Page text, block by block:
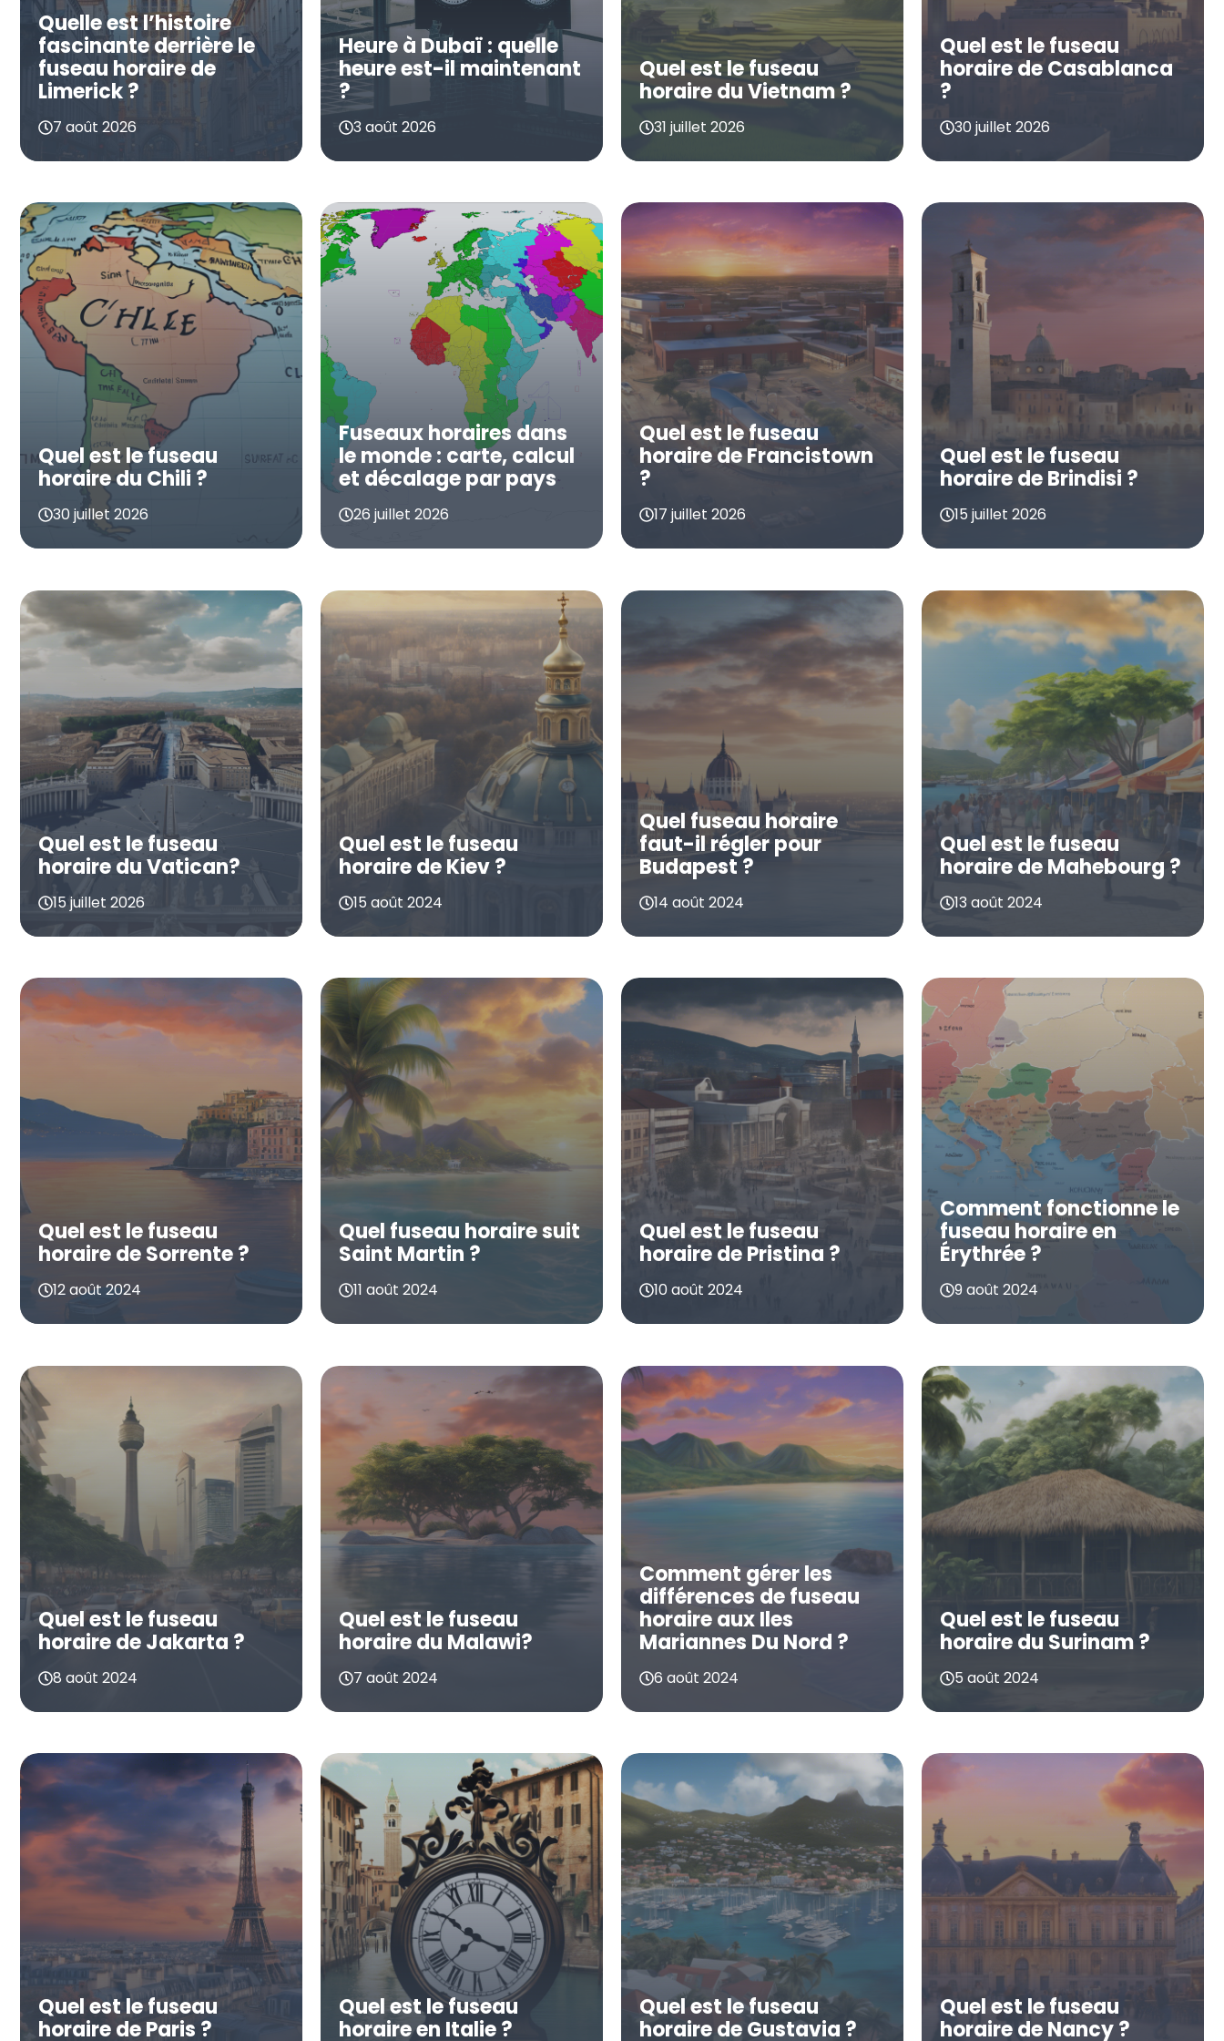
Quelle est l’histoire
fascinante derrière le
fuseau horaire de
Limerick ?
7 août 2026
Heure à Dubaï : quelle
heure est-il maintenant
?
3 août 2026
Quel est le fuseau
horaire du Vietnam ?
31 juillet 2026
Quel est le fuseau
horaire de Casablanca
?
30 juillet 2026
Quel est le fuseau
horaire du Chili ?
30 juillet 2026
Fuseaux horaires dans
le monde : carte, calcul
et décalage par pays
26 juillet 2026
Quel est le fuseau
horaire de Francistown
?
17 juillet 2026
Quel est le fuseau
horaire de Brindisi ?
15 juillet 2026
Quel est le fuseau
horaire du Vatican?
15 juillet 2026
Quel est le fuseau
horaire de Kiev ?
15 août 2024
Quel fuseau horaire
faut-il régler pour
Budapest ?
14 août 2024
Quel est le fuseau
horaire de Mahebourg ?
13 août 2024
Quel est le fuseau
horaire de Sorrente ?
12 août 2024
Quel fuseau horaire suit
Saint Martin ?
11 août 2024
Quel est le fuseau
horaire de Pristina ?
10 août 2024
Comment fonctionne le
fuseau horaire en
Érythrée ?
9 août 2024
Quel est le fuseau
horaire de Jakarta ?
8 août 2024
Quel est le fuseau
horaire du Malawi?
7 août 2024
Comment gérer les
différences de fuseau
horaire aux Iles
Mariannes Du Nord ?
6 août 2024
Quel est le fuseau
horaire du Surinam ?
5 août 2024
Quel est le fuseau
horaire de Paris ?
Quel est le fuseau
horaire en Italie ?
Quel est le fuseau
horaire de Gustavia ?
Quel est le fuseau
horaire de Nancy ?